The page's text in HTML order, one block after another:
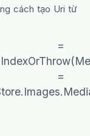
cách tạo Uri từ
=
=